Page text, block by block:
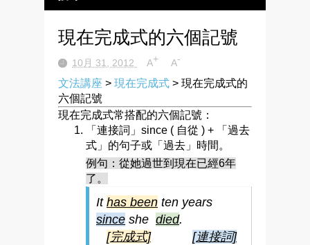
現在完成式的六個記號
10月 31, 2012 A+ A-
文法講座 > 現在完成式 > 現在完成式的
六個記號
現在完成式常搭配的六個記號：
「連接詞」since ( 自從 ) + 「過去
式」的句子或「過去」時間。
例句：從她過世到現在已經6年
了。
It has been ten years
since she died.
[完成式]
[連接詞]